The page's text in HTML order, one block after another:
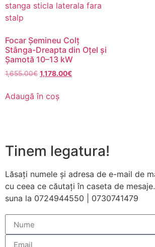
Focar Șemineu Colț
Stânga-Dreapta din Oțel și
Șamotă 10–13 kW
1,655.00€ 1,178.00€
Adaugă în coș
Tinem legatura!
Lăsați numele și adresa de e-mail de
cu ceea ce căutați în caseta de
suna la 0724944550 | 0730741479
funcționeze cât
mai bine posibil
în timpul vizitei
Dacă refuzați
aceste cookie-
uri, unele
funcționalități
pe site.
interesele și
comportamentul
pe măsură ce
vizitați site-ul
nostru, creșteți
șansa de a